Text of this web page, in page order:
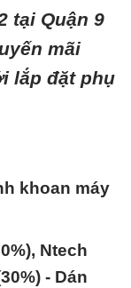
tại Quận 9
mãi
lắp đặt phụ
khoan máy
Ntech
- Dán